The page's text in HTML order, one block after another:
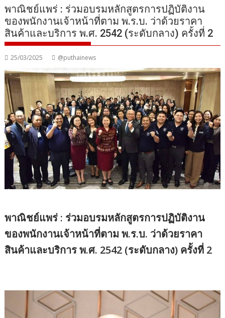
พาณิชย์แพร่ : ร่วมอบรมหลักสูตรการปฏิบัติงาน
ของพนักงานเจ้าหน้าที่ตาม พ.ร.บ. ว่าด้วยราคา
สินค้าและบริการ พ.ศ. 2542 (ระดับกลาง) ครั้งที่ 2
25/03/2025 @puthainews
พาณิชย์แพร่ : ร่วมอบรมหลักสูตรการปฏิบัติงาน
ของพนักงานเจ้าหน้าที่ตาม พ.ร.บ. ว่าด้วยราคา
สินค้าและบริการ พ.ศ. 2542 (ระดับกลาง) ครั้งที่ 2